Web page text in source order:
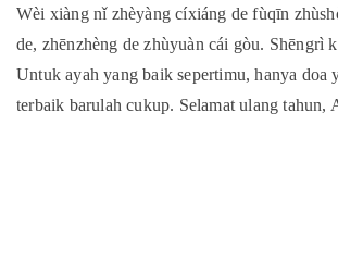
Wèi xiàng nǐ zhèyàng cíxiáng de fùqīn
de, zhēnzhèng de zhùyuàn cái gòu. Shēngrì
Untuk ayah yang baik sepertimu, hanya doa
terbaik barulah cukup. Selamat ulang tahun,